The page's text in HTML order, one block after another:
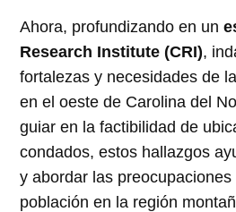
Ahora, profundizando en un
Research Institute (CRI),
fortalezas y necesidades de
en el oeste de Carolina del
guiar en la factibilidad de
condados, estos hallazgos
y abordar las
población en la región